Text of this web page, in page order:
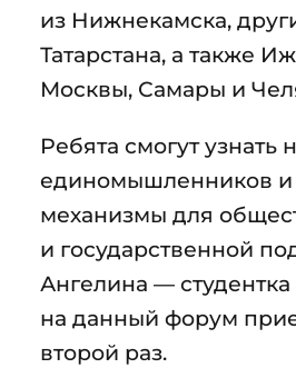
из Нижнекамска,
Татарстана, а также
Москвы, Самары и
Ребята смогут узнать
единомышленников и
механизмы для
и государственной
Ангелина —
на данный форум
второй раз.